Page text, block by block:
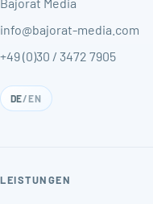
info@bajorat-media.com
+49 (0)30 / 3472 7905
DE/EN
LEISTUNGEN